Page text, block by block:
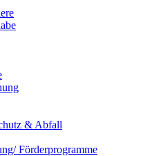
& Abfall
Förderprogramme